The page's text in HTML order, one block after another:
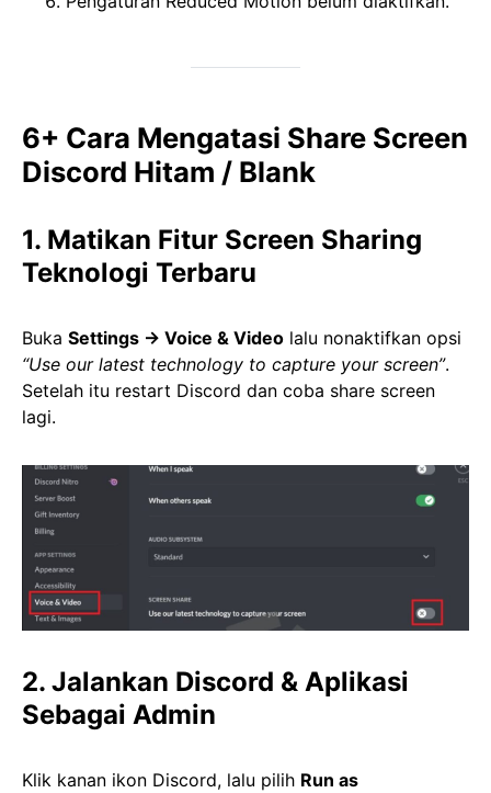
6+ Cara Mengatasi Share Screen
Discord Hitam / Blank
1. Matikan Fitur Screen Sharing
Teknologi Terbaru
Buka Settings → Voice & Video lalu nonaktifkan opsi
“Use our latest technology to capture your screen”.
Setelah itu restart Discord dan coba share screen
lagi.
2. Jalankan Discord & Aplikasi
Sebagai Admin
Klik kanan ikon Discord, lalu pilih Run as